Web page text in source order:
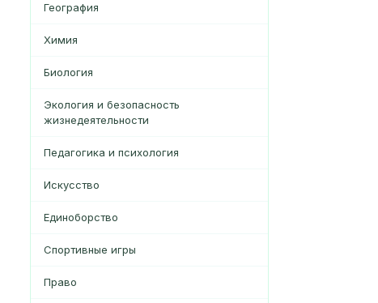
География
Xимия
Биология
Экология и безопасность
жизнедеятельности
Педагогика и психология
Искусство
Единоборство
Спортивные игры
Право